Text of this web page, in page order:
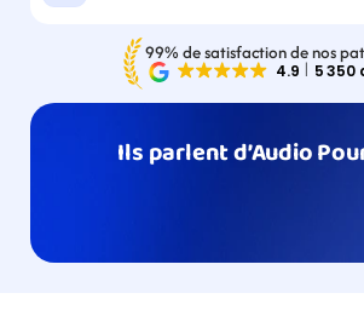
99% de satisfaction de nos
Ils parlent d’Audio